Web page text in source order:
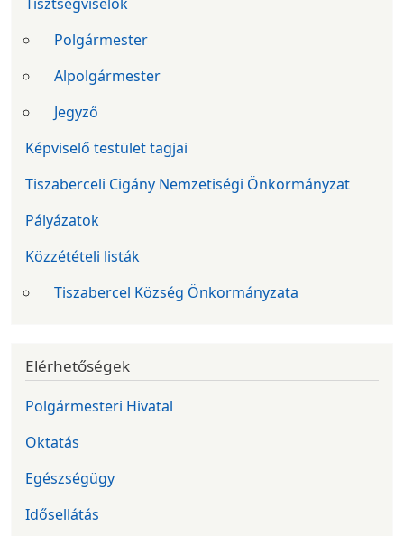
Polgármester
Alpolgármester
Jegyző
Képviselő testület tagjai
Tiszaberceli Cigány Nemzetiségi Önkormányzat
Pályázatok
Közzétételi listák
Tiszabercel Község Önkormányzata
Elérhetőségek
Polgármesteri Hivatal
Oktatás
Egészségügy
Idősellátás